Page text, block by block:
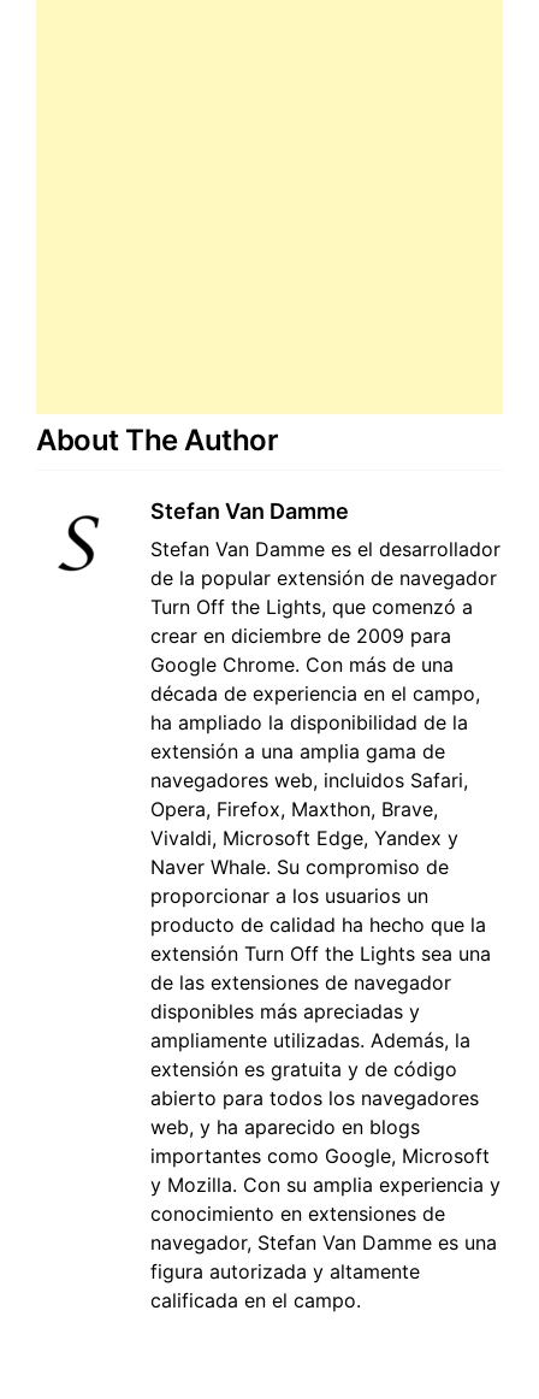
About The Author
Stefan Van Damme
Stefan Van Damme es el desarrollador
de la popular extensión de navegador
Turn Off the Lights, que comenzó a
crear en diciembre de 2009 para
Google Chrome. Con más de una
década de experiencia en el campo,
ha ampliado la disponibilidad de la
extensión a una amplia gama de
navegadores web, incluidos Safari,
Opera, Firefox, Maxthon, Brave,
Vivaldi, Microsoft Edge, Yandex y
Naver Whale. Su compromiso de
proporcionar a los usuarios un
producto de calidad ha hecho que la
extensión Turn Off the Lights sea una
de las extensiones de navegador
disponibles más apreciadas y
ampliamente utilizadas. Además, la
extensión es gratuita y de código
abierto para todos los navegadores
web, y ha aparecido en blogs
importantes como Google, Microsoft
y Mozilla. Con su amplia experiencia y
conocimiento en extensiones de
navegador, Stefan Van Damme es una
figura autorizada y altamente
calificada en el campo.